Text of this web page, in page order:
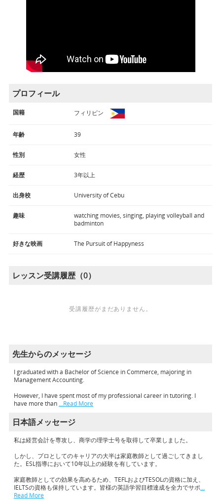
プロフィール
国籍 フィリピン
年齢 39
性別 女性
経歴 3年以上
出身校 University of Cebu
趣味
watching movies, singing, playing volleyball and
badminton
好きな映画 The Pursuit of Happyness
レッスン受講履歴（0）
受講履歴がまだありません。
先生からのメッセージ
I graduated with a Bachelor of Science in Commerce, majoring in
Management Accounting.
However, I have spent most of my professional career in tutoring. I
have more than …Read More
日本語メッセージ
私は経営会計を専攻し、商学の理学士号を取得して卒業しました。
しかし、プロとしてのキャリアの大半は家庭教師として過ごしてきまし
た。ESL指導において10年以上の経験を有しています。
家庭教師としての効果を高めるため、TEFLおよびTESOLの資格に加え、
IELTSの資格も保持しています。皆様の英語学習目標達成を全力でサポ…
Read More